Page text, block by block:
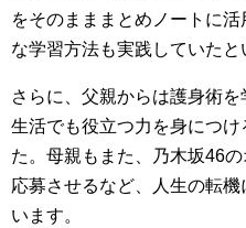
をそのまままとめノートに
な学習方法も実践していたと
さらに、父親からは護身術
生活でも役立つ力を身につ
た。母親もまた、乃木坂46
応募させるなど、人生の転
います。